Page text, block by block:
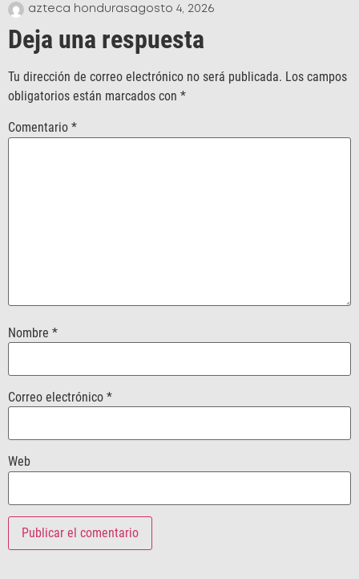
azteca hondurasagosto 4, 2026
Deja una respuesta
Tu dirección de correo electrónico no será publicada. Los campos
obligatorios están marcados con *
Comentario *
Nombre *
Correo electrónico *
Web